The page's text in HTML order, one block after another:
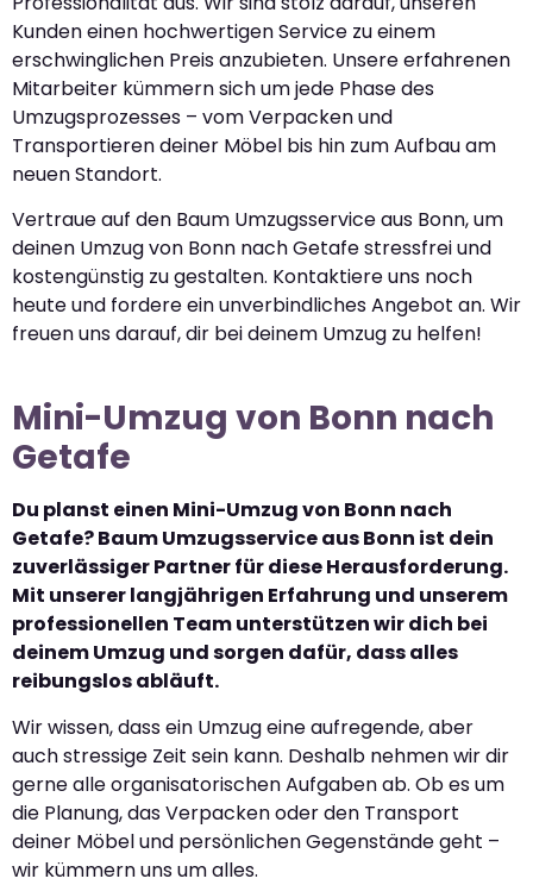
Kunden einen hochwertigen Service zu einem
erschwinglichen Preis anzubieten. Unsere erfahrenen
Mitarbeiter kümmern sich um jede Phase des
Umzugsprozesses – vom Verpacken und
Transportieren deiner Möbel bis hin zum Aufbau am
neuen Standort.
Vertraue auf den Baum Umzugsservice aus Bonn, um
deinen Umzug von Bonn nach Getafe stressfrei und
kostengünstig zu gestalten. Kontaktiere uns noch
heute und fordere ein unverbindliches Angebot an. Wir
freuen uns darauf, dir bei deinem Umzug zu helfen!
Mini-Umzug von Bonn nach
Getafe
Du planst einen Mini-Umzug von Bonn nach
Getafe? Baum Umzugsservice aus Bonn ist dein
zuverlässiger Partner für diese Herausforderung.
Mit unserer langjährigen Erfahrung und unserem
professionellen Team unterstützen wir dich bei
deinem Umzug und sorgen dafür, dass alles
reibungslos abläuft.
Wir wissen, dass ein Umzug eine aufregende, aber
auch stressige Zeit sein kann. Deshalb nehmen wir dir
gerne alle organisatorischen Aufgaben ab. Ob es um
die Planung, das Verpacken oder den Transport
deiner Möbel und persönlichen Gegenstände geht –
wir kümmern uns um alles.